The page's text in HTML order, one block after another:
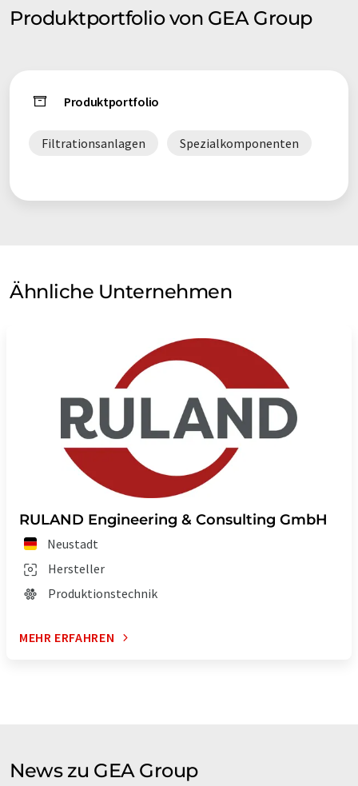
Produktportfolio von GEA Group
Produktportfolio
Filtrationsanlagen Spezialkomponenten
Ähnliche Unternehmen
RULAND Engineering & Consulting GmbH
Neustadt
Hersteller
Produktionstechnik
MEHR ERFAHREN
News zu GEA Group